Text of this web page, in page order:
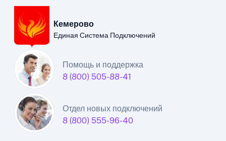
Кемерово
Единая Система Подключений
Помощь и поддержка
8 (800) 505-88-41
Отдел новых подключений
8 (800) 555-96-40
Кемеровский филиал
Единой Системы
Подключений
интернета